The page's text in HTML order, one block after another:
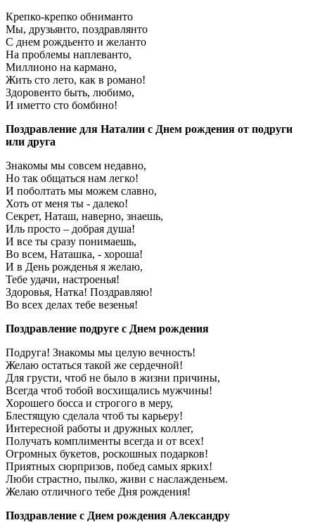
Крепко-крепко обниманто
Мы, друзьянто, поздравлянто
С днем рождьенто и желанто
На проблемы наплеванто,
Миллионо на кармано,
Жить сто лето, как в романо!
Здоровенто быть, любимо,
И иметто сто бомбино!
Поздравление для Наталии с Днем рождения от подруги
или друга
Знакомы мы совсем недавно,
Но так общаться нам легко!
И поболтать мы можем славно,
Хоть от меня ты - далеко!
Секрет, Наташ, наверно, знаешь,
Иль просто – добрая душа!
И все ты сразу понимаешь,
Во всем, Наташка, - хороша!
И в День рожденья я желаю,
Тебе удачи, настроенья!
Здоровья, Натка! Поздравляю!
Во всех делах тебе везенья!
Поздравление подруге с Днем рождения
Подруга! Знакомы мы целую вечность!
Желаю остаться такой же сердечной!
Для грусти, чтоб не было в жизни причины,
Всегда чтоб тобой восхищались мужчины!
Хорошего босса и строгого в меру,
Блестящую сделала чтоб ты карьеру!
Интересной работы и дружных коллег,
Получать комплименты всегда и от всех!
Огромных букетов, роскошных подарков!
Приятных сюрпризов, побед самых ярких!
Люби страстно, пылко, живи с наслажденьем.
Желаю отличного тебе Дня рождения!
Поздравление с Днем рождения Александру